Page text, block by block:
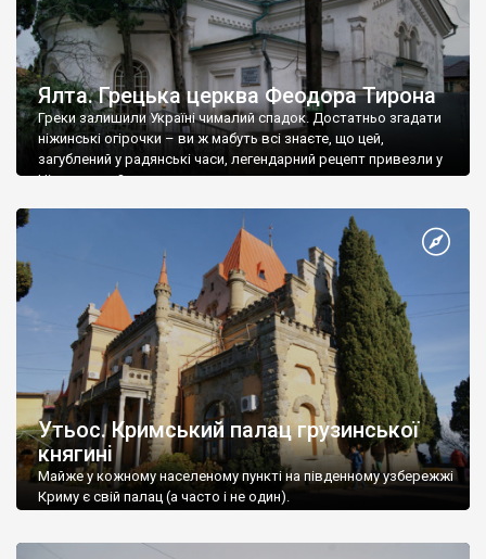
Ялта. Грецька церква Феодора Тирона
Греки залишили Україні чималий спадок. Достатньо згадати
ніжинські огірочки – ви ж мабуть всі знаєте, що цей,
загублений у радянські часи, легендарний рецепт привезли у
Ніжин греки?
Утьос. Кримський палац грузинської
княгині
Майже у кожному населеному пункті на південному узбережжі
Криму є свій палац (а часто і не один).